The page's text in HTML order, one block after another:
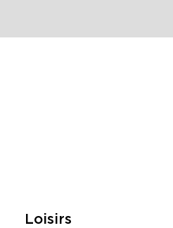
Loisirs